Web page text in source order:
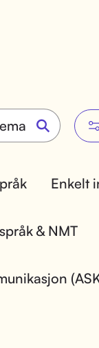
Enkelt
& NMT